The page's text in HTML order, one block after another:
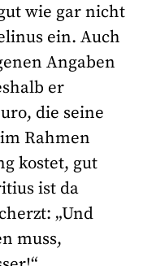
wie gar nicht
ein. Auch
Angaben
er
die seine
Rahmen
kostet, gut
ist da
„Und
muss,